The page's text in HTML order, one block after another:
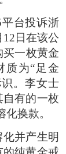
台投诉浙
日在该公
买一枚黄金
质为“足金
识。李女士
有的一枚
换款。
并产生明